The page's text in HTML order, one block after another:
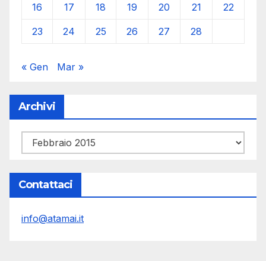
16 17 18 19 20 21 22
23 24 25 26 27 28
« Gen Mar »
Archivi
Archivi
Contattaci
info@atamai.it